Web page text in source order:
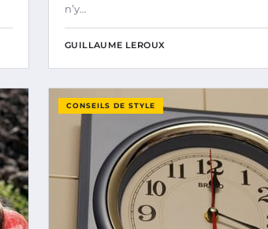
n’y…
GUILLAUME LEROUX
CONSEILS DE STYLE